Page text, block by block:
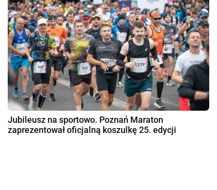
Jubileusz na sportowo. Poznań Maraton
zaprezentował oficjalną koszulkę 25. edycji